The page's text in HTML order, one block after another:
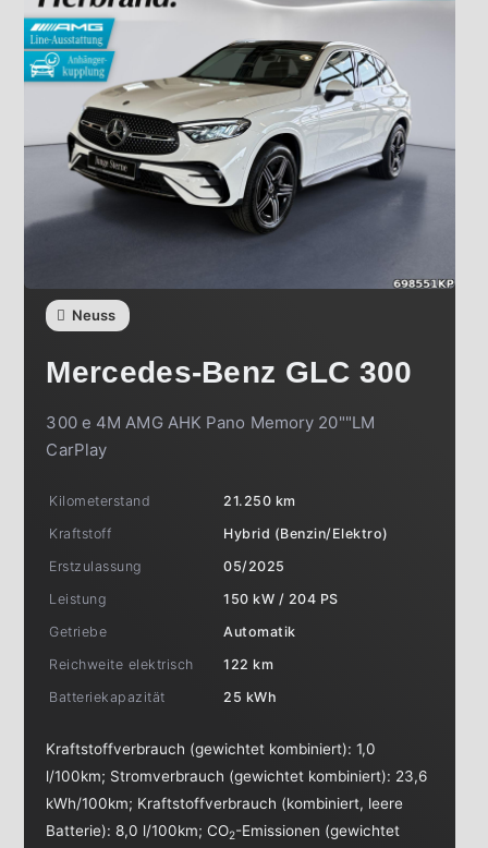
Neuss
Mercedes-Benz GLC 300
300 e 4M AMG AHK Pano Memory 20""LM
CarPlay
Kilometerstand
21.250 km
Kraftstoff
Hybrid (Benzin/Elektro)
Erstzulassung
05/2025
Leistung
150 kW / 204 PS
Getriebe
Automatik
Reichweite elektrisch
122 km
Batteriekapazität
25 kWh
Kraftstoffverbrauch (gewichtet kombiniert):1,0
l/100km; Stromverbrauch (gewichtet kombiniert): 23,6
kWh/100km; Kraftstoffverbrauch (kombiniert, leere
Batterie):8,0 l/100km;CO2-Emissionen (gewichtet